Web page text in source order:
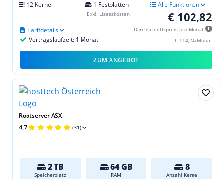
12 Kerne
1 Festplatten Alle Funktionen
€ 102,82
Durchschnittspreis pro Monat
€ 114,24/Monat
Vertragslaufzeit: 1 Monat
Tarifdetails
Exkl. Lizenzkosten
ZUM ANGEBOT
Rootserver ASX
4,7 (31)
2 TB
Speicherplatz
64 GB
RAM
8
Anzahl Kerne